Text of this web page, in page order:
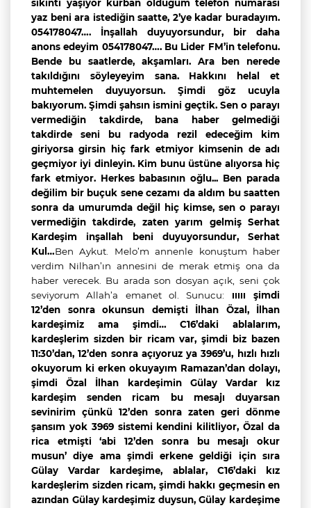
sıkıntı yaşıyor kurban olduğum telefon numarası
yaz beni ara istediğin saatte, 2’ye kadar buradayım.
054178047…. İnşallah duyuyorsundur, bir daha
anons edeyim 054178047…. Bu Lider FM’in telefonu.
Bende bu saatlerde, akşamları. Ara ben nerede
takıldığını söyleyeyim sana. Hakkını helal et
muhtemelen duyuyorsun. Şimdi göz ucuyla
bakıyorum. Şimdi şahsın ismini geçtik. Sen o parayı
vermediğin takdirde, bana haber gelmediği
takdirde seni bu radyoda rezil edeceğim kim
giriyorsa girsin hiç fark etmiyor kimsenin de adı
geçmiyor iyi dinleyin. Kim bunu üstüne alıyorsa hiç
fark etmiyor. Herkes babasının oğlu... Ben parada
değilim bir buçuk sene cezamı da aldım bu saatten
sonra da umurumda değil hiç kimse, sen o parayı
vermediğin takdirde, zaten yarım gelmiş Serhat
Kardeşim inşallah beni duyuyorsundur, Serhat
Kul…Ben Aykut. Melo’m annenle konuştum haber
verdim Nilhan’ın annesini de merak etmiş ona da
haber verecek. Bu arada son dosyan açık, seni çok
seviyorum Allah’a emanet ol. Sunucu: ııııı şimdi
12’den sonra okunsun demişti İlhan Özal, İlhan
kardeşimiz ama şimdi… C16’daki ablalarım,
kardeşlerim sizden bir ricam var, şimdi biz bazen
11:30’dan, 12’den sonra açıyoruz ya 3969’u, hızlı hızlı
okuyorum ki erken okuyayım Ramazan’dan dolayı,
şimdi Özal İlhan kardeşimin Gülay Vardar kız
kardeşim senden ricam bu mesajı duyarsan
sevinirim çünkü 12’den sonra zaten geri dönme
şansım yok 3969 sistemi kendini kilitliyor, Özal da
rica etmişti ‘abi 12’den sonra bu mesajı okur
musun’ diye ama şimdi erkene geldiği için sıra
Gülay Vardar kardeşime, ablalar, C16’daki kız
kardeşlerim sizden ricam, şimdi hakkı geçmesin en
azından Gülay kardeşimiz duysun, Gülay kardeşime